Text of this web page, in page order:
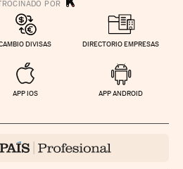
DIVISAS DIRECTORIO EMPRESAS
APP IOS APP ANDROID